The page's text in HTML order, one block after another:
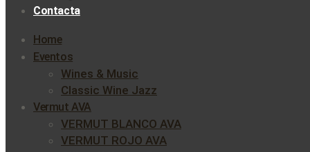
Contacta
Home
Eventos
Wines & Music
Classic Wine Jazz
Vermut AVA
VERMUT BLANCO AVA
VERMUT ROJO AVA